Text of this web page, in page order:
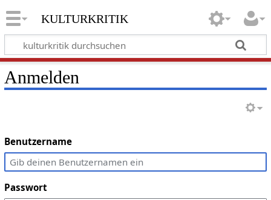
kulturkritik
Anmelden
Benutzername
Passwort